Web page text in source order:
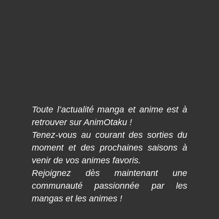
Toute l’actualité manga et anime est à
retrouver sur AnimOtaku !
Tenez-vous au courant des sorties du
moment et des prochaines saisons à
venir de vos animes favoris.
Rejoignez dès maintenant une
communauté passionnée par les
mangas et les animes !